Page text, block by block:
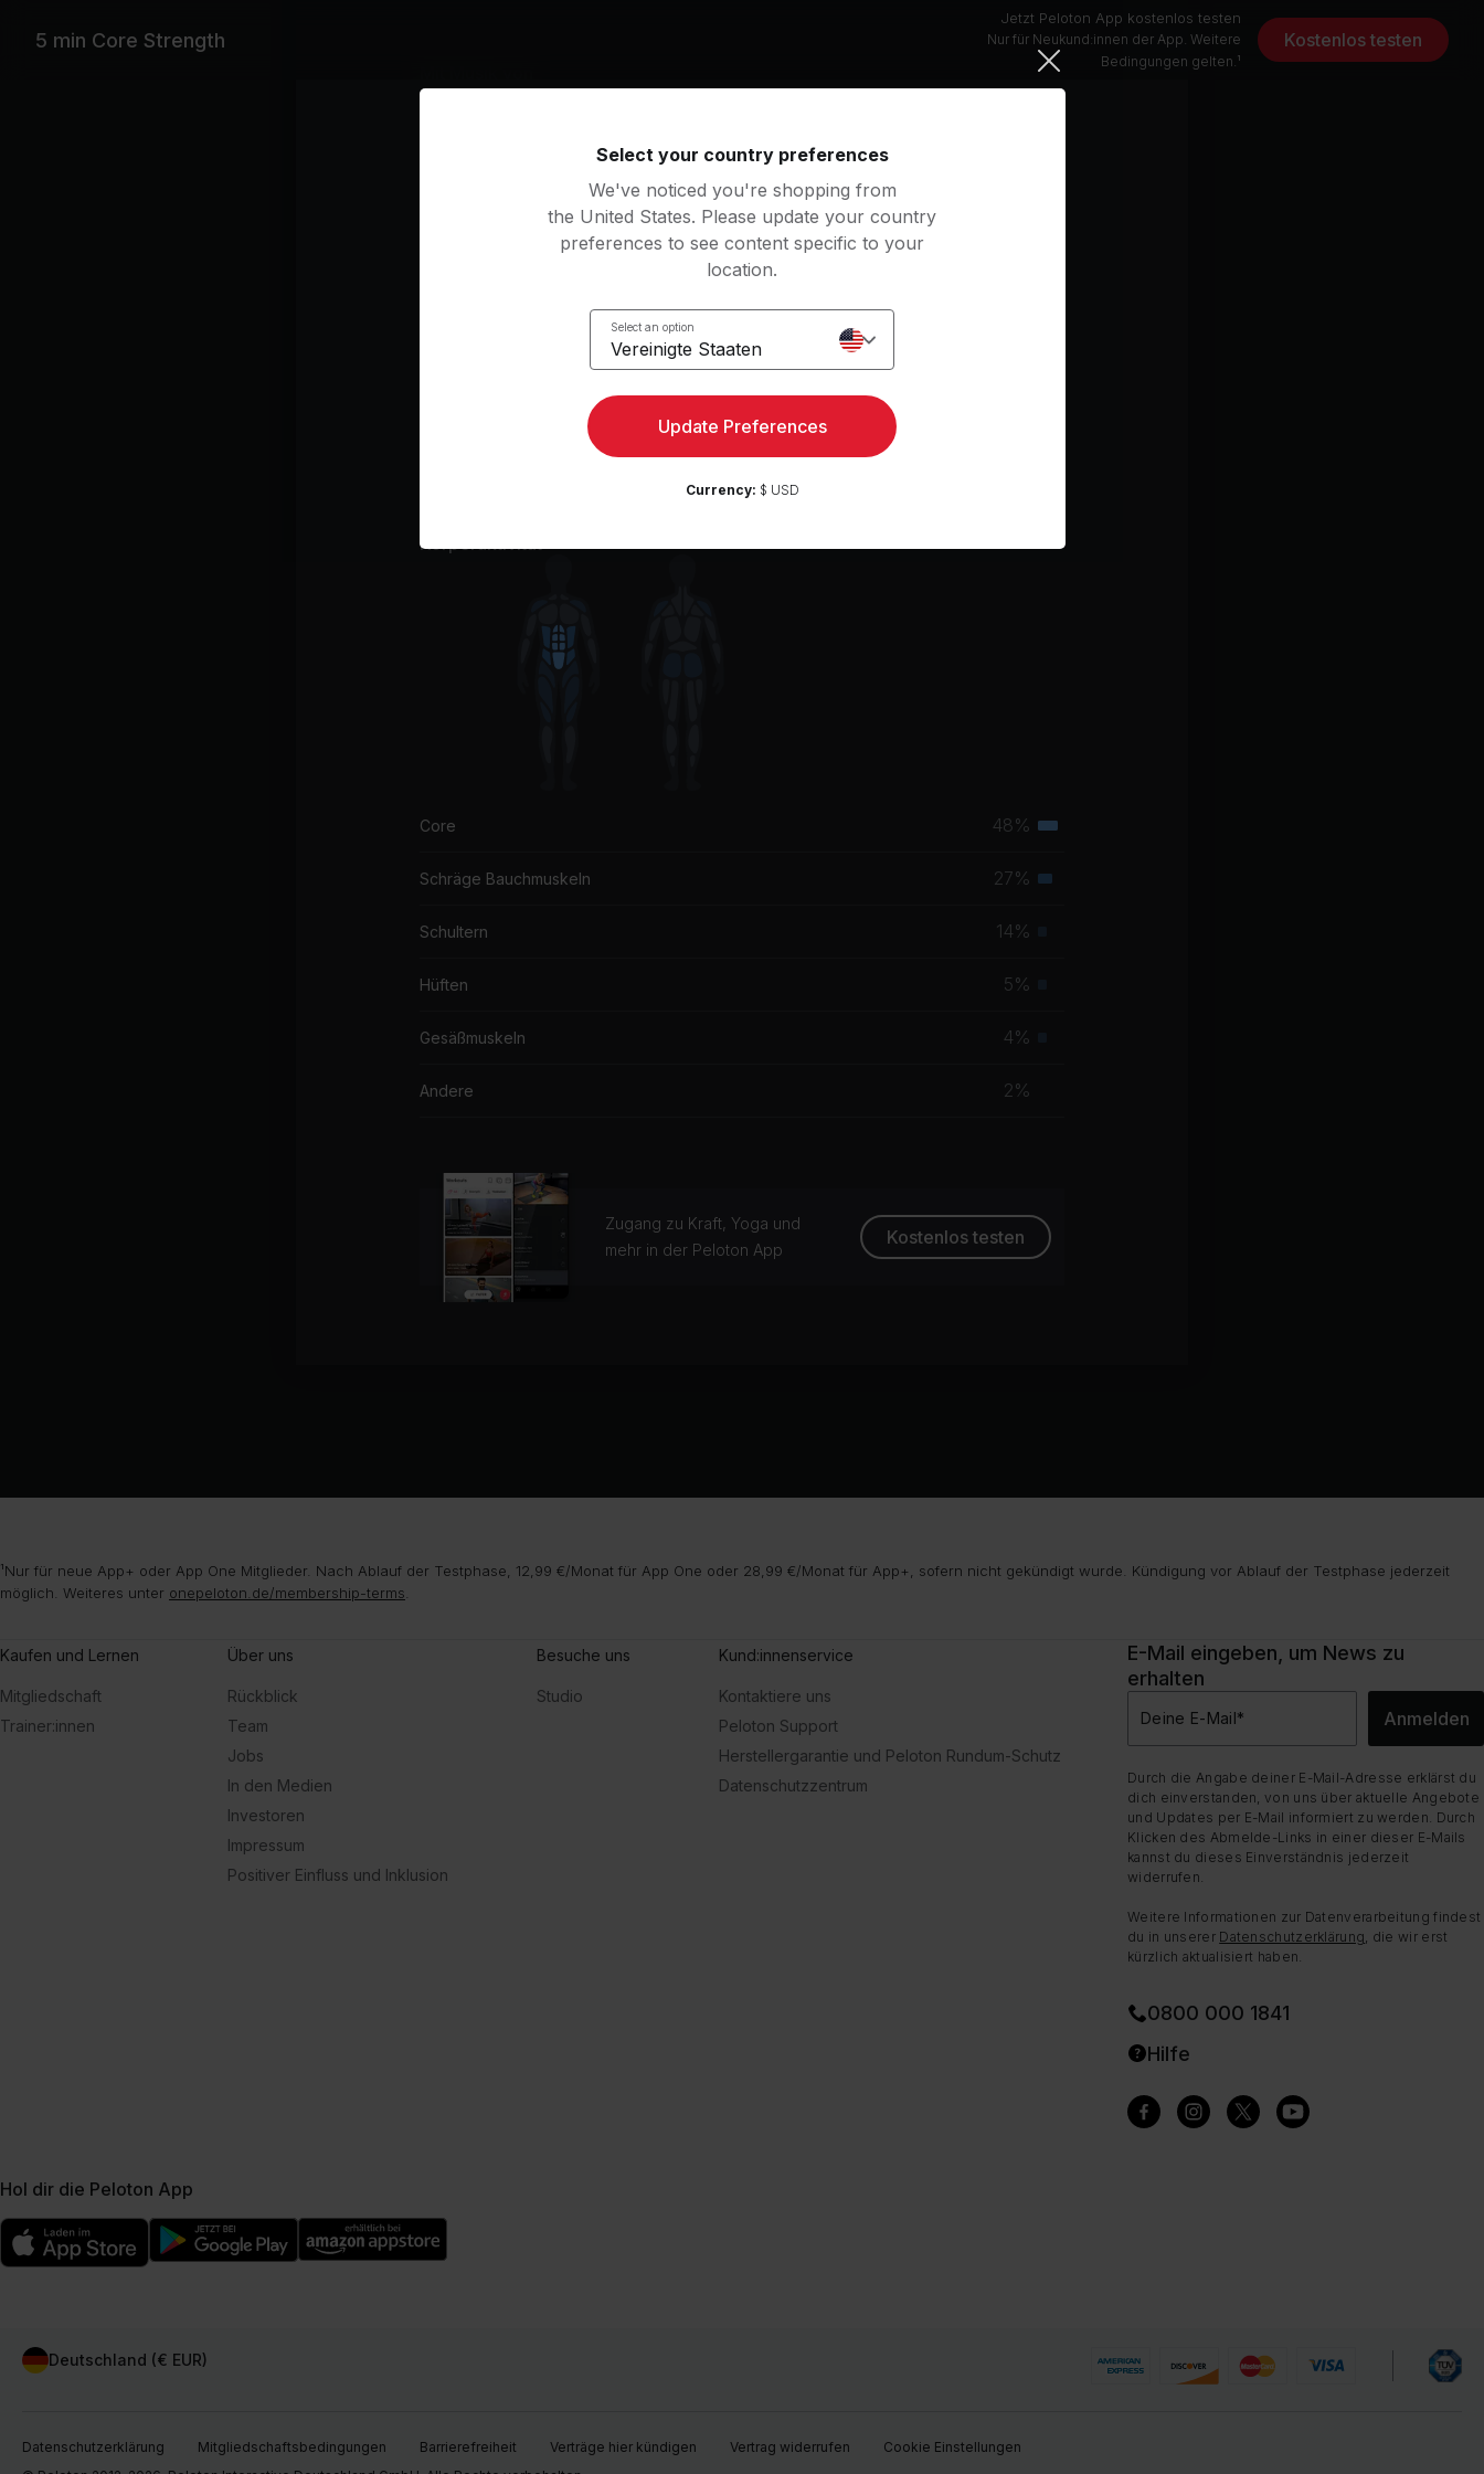
5 min Core Strength
Jetzt Peloton App kostenlos testen
Nur für Neukund:innen der App. Weitere
Bedingungen gelten.¹
Kostenlos testen
Alicia Keys, KAYTRANADA, Armand Van Helden, Syd
My My My (Original Club Mix)
Armand Van Helden, Armand van Helden, Tara McDonald
Alicia Keys, Maleah Joi Moon
Bewegungen
Körperaktivität
Core 48% Tertiäre
Schräge Bauchmuskeln 27% Sekundäre
Schultern 14%
Hüften 5%
Gesäßmuskeln 4%
Andere 2%
Zugang zu Kraft, Yoga und
mehr in der Peloton App
Kostenlos testen
¹Nur für neue App+ oder App One Mitglieder. Nach Ablauf der Testphase, 12,99 €/Monat für App One oder 28,99 €/Monat für App+, sofern nicht gekündigt wurde. Kündigung vor Ablauf der Testphase jederzeit
möglich. Weiteres unter onepeloton.de/membership-terms
Kaufen und Lernen
Mitgliedschaft
Trainer:innen
Über uns
Rückblick
Team
Jobs
In den Medien
Investoren
Impressum
Positiver Einfluss und Inklusion
Besuche uns
Studio
Kund:innenservice
Kontaktiere uns
Peloton Support
Herstellergarantie und Peloton Rundum-Schutz
Datenschutzzentrum
E-Mail eingeben, um News zu
erhalten
Deine E-Mail* Anmelden
Durch die Angabe deiner E-Mail-Adresse erklärst du
dich einverstanden, von uns über aktuelle Angebote
und Updates per E-Mail informiert zu werden. Durch
Klicken des Abmelde-Links in einer dieser E-Mails
kannst du dieses Einverständnis jederzeit
widerrufen.
Weitere Informationen zur Datenverarbeitung findest
du in unserer Datenschutzerklärung, die wir erst
kürzlich aktualisiert haben.
0800 000 1841
Hilfe
Hol dir die Peloton App
Deutschland (€ EUR)
Datenschutzerklärung Mitgliedschaftsbedingungen Barrierefreiheit Verträge hier kündigen Vertrag widerrufen
Cookie Einstellungen
Select your country preferences
We've noticed you're shopping from
the United States. Please update your country
preferences to see content specific to your
location.
Select an option
Vereinigte Staaten
Update Preferences
Currency: $ USD